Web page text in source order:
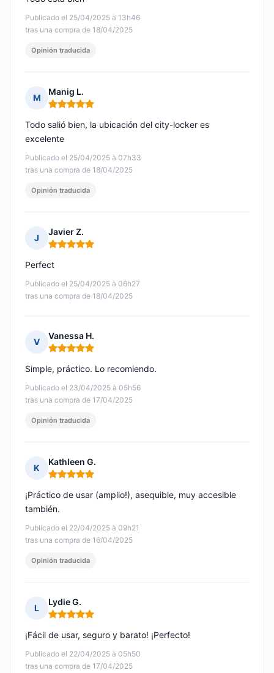
Publicado el 25/04/2025 à 13h46
tras una compra de 18/04/2025
Opinión traducida
M
Manig L.
Nota: 5 de 5
Publicado el 25/04/2025 à 07h33
tras una compra de 18/04/2025
Todo salió bien, la ubicación del city-locker es
excelente
Opinión traducida
J
Javier Z.
Nota: 5 de 5
Publicado el 25/04/2025 à 06h27
tras una compra de 18/04/2025
Perfect
V
Vanessa H.
Nota: 5 de 5
Publicado el 23/04/2025 à 05h56
tras una compra de 17/04/2025
Simple, práctico. Lo recomiendo.
Opinión traducida
K
Kathleen G.
Nota: 5 de 5
Publicado el 22/04/2025 à 09h21
tras una compra de 16/04/2025
¡Práctico de usar (amplio!), asequible, muy accesible
también.
Opinión traducida
L
Lydie G.
Nota: 5 de 5
Publicado el 22/04/2025 à 05h50
tras una compra de 17/04/2025
¡Fácil de usar, seguro y barato! ¡Perfecto!